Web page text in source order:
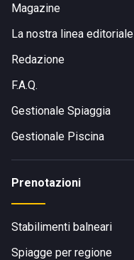
Magazine
La nostra linea editoriale
Redazione
F.A.Q.
Gestionale Spiaggia
Gestionale Piscina
Prenotazioni
Stabilimenti balneari
Spiagge per regione